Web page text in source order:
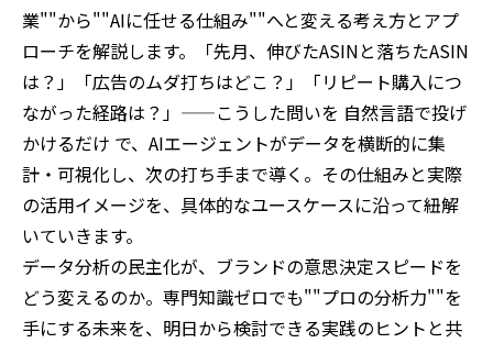
業""から""AIに任せる仕組み""へと変える考え方とアプ
ローチを解説します。「先月、伸びたASINと落ちたASIN
は？」「広告のムダ打ちはどこ？」「リピート購入につ
ながった経路は？」——こうした問いを 自然言語で投げ
かけるだけ で、AIエージェントがデータを横断的に集
計・可視化し、次の打ち手まで導く。その仕組みと実際
の活用イメージを、具体的なユースケースに沿って紐解
いていきます。
データ分析の民主化が、ブランドの意思決定スピードを
どう変えるのか。専門知識ゼロでも""プロの分析力""を
手にする未来を、明日から検討できる実践のヒントと共